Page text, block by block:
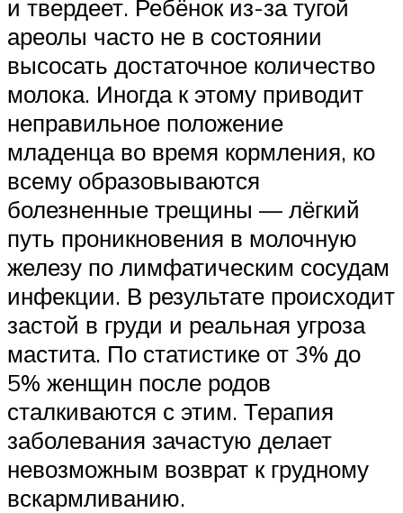
и твердеет. Ребёнок из-за тугой
ареолы часто не в состоянии
высосать достаточное количество
молока. Иногда к этому приводит
неправильное положение
младенца во время кормления, ко
всему образовываются
болезненные трещины — лёгкий
путь проникновения в молочную
железу по лимфатическим сосудам
инфекции. В результате происходит
застой в груди и реальная угроза
мастита. По статистике от 3% до
5% женщин после родов
сталкиваются с этим. Терапия
заболевания зачастую делает
невозможным возврат к грудному
вскармливанию.